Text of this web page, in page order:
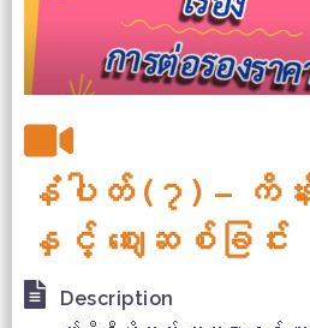
နံပါတ် (၇) – ကိန်း
နှင့် ဈေးဆစ်ခြင်း
Description